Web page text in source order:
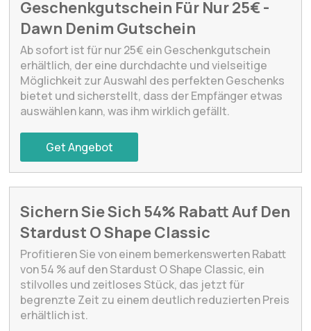
Geschenkgutschein Für Nur 25€ -
Dawn Denim Gutschein
Ab sofort ist für nur 25€ ein Geschenkgutschein
erhältlich, der eine durchdachte und vielseitige
Möglichkeit zur Auswahl des perfekten Geschenks
bietet und sicherstellt, dass der Empfänger etwas
auswählen kann, was ihm wirklich gefällt.
Get Angebot
Sichern Sie Sich 54% Rabatt Auf Den
Stardust O Shape Classic
Profitieren Sie von einem bemerkenswerten Rabatt
von 54 % auf den Stardust O Shape Classic, ein
stilvolles und zeitloses Stück, das jetzt für
begrenzte Zeit zu einem deutlich reduzierten Preis
erhältlich ist.